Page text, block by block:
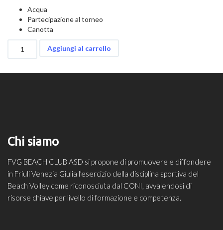
Acqua
Partecipazione al torneo
Canotta
Torneo
M+F
Aggiungi al carrello
Chi siamo
FVG BEACH CLUB ASD si propone di promuovere e diffondere
in Friuli Venezia Giulia l’esercizio della disciplina sportiva del
Beach Volley come riconosciuta dal CONI, avvalendosi di
risorse chiave per livello di formazione e competenza.